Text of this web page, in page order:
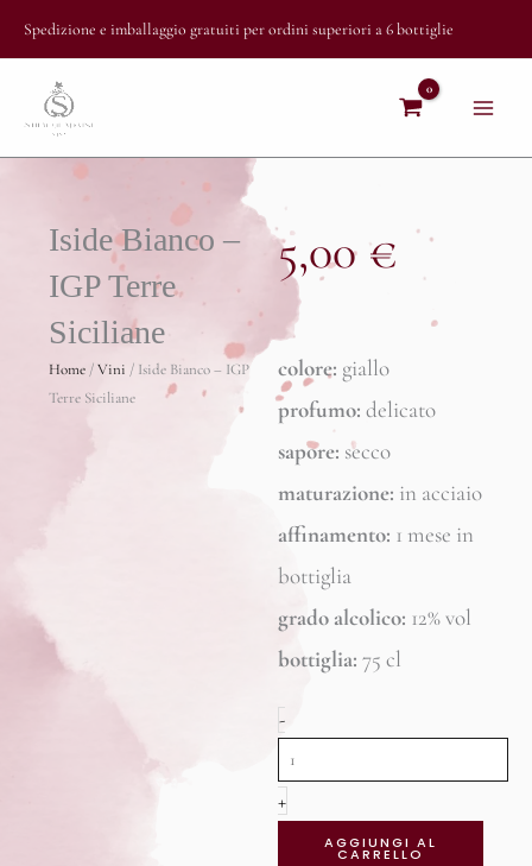
al
contenuto
Spedizione e imballaggio gratuiti per ordini superiori a 6 bottiglie
Iside Bianco –
IGP Terre
Siciliane
Home /Vini / Iside Bianco – IGP
Terre Siciliane
5,00€
colore: giallo
profumo: delicato
sapore: secco
maturazione: in acciaio
affinamento: 1 mese in
bottiglia
grado alcolico: 12% vol
bottiglia: 75 cl
-Iside
Bianco
-
IGP
+
AGGIUNGI AL
CARRELLO